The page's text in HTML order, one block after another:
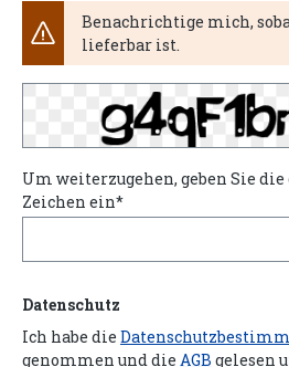
Benachrichtige mich,
lieferbar ist.
Um weiterzugehen, geben Sie
Zeichen ein*
Datenschutz
Ich habe die
genommen und die AGB gelesen